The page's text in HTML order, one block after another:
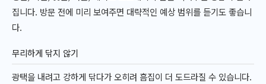
집니다. 방문 전에 미리 보여주면 대략적인 예상 범위를 듣기도 좋습니
다.
무리하게 닦지 않기
광택을 내려고 강하게 닦다가 오히려 흠집이 더 도드라질 수 있습니다.